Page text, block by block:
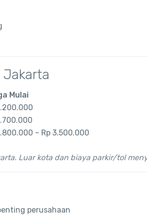
Jakarta
Mulai
– Rp 3.500.000
Luar kota dan biaya parkir/tol
perusahaan